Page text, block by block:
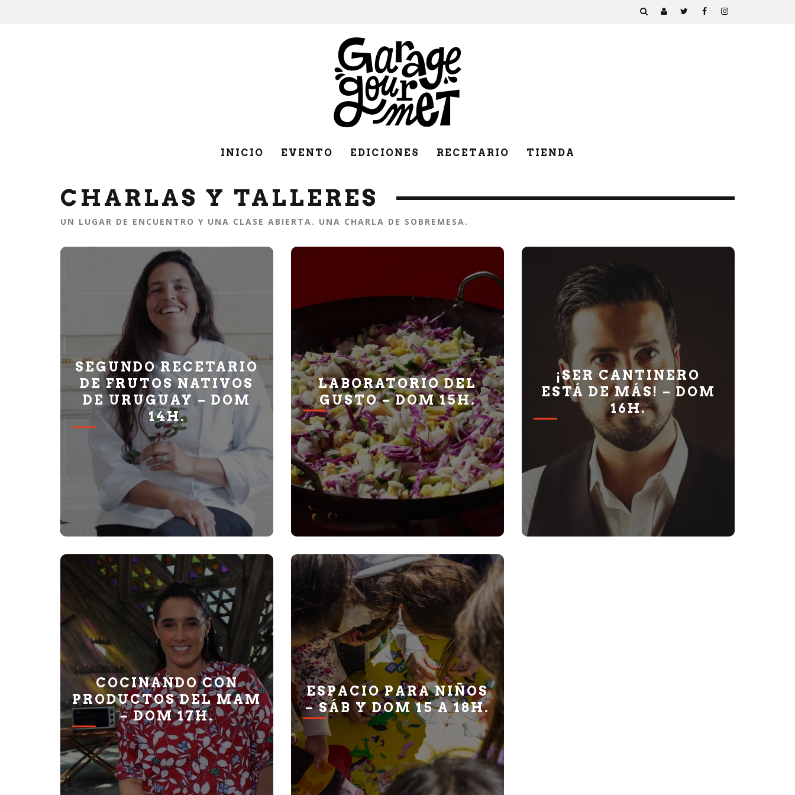
INICIO EVENTO EDICIONES RECETARIO TIENDA
CHARLAS Y TALLERES
UN LUGAR DE ENCUENTRO Y UNA CLASE ABIERTA. UNA CHARLA DE SOBREMESA.
SEGUNDO RECETARIO
DE FRUTOS NATIVOS
DE URUGUAY – DOM
14H.
LABORATORIO DEL
GUSTO – DOM 15H.
¡SER CANTINERO
ESTÁ DE MÁS! – DOM
16H.
COCINANDO CON
PRODUCTOS DEL MAM
– DOM 17H.
ESPACIO PARA NIÑOS
– SÁB Y DOM 15 A 18H.